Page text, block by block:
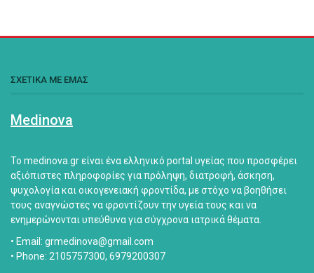
ΣΧΕΤΙΚΑ ΜΕ ΕΜΑΣ
Medinova
Το medinova.gr είναι ένα ελληνικό portal υγείας που προσφέρει
αξιόπιστες πληροφορίες για πρόληψη, διατροφή, άσκηση,
ψυχολογία και οικογενειακή φροντίδα, με στόχο να βοηθήσει
τους αναγνώστες να φροντίζουν την υγεία τους και να
ενημερώνονται υπεύθυνα για σύγχρονα ιατρικά θέματα.
• Email: grmedinova@gmail.com
• Phone: 2105757300, 6979200307